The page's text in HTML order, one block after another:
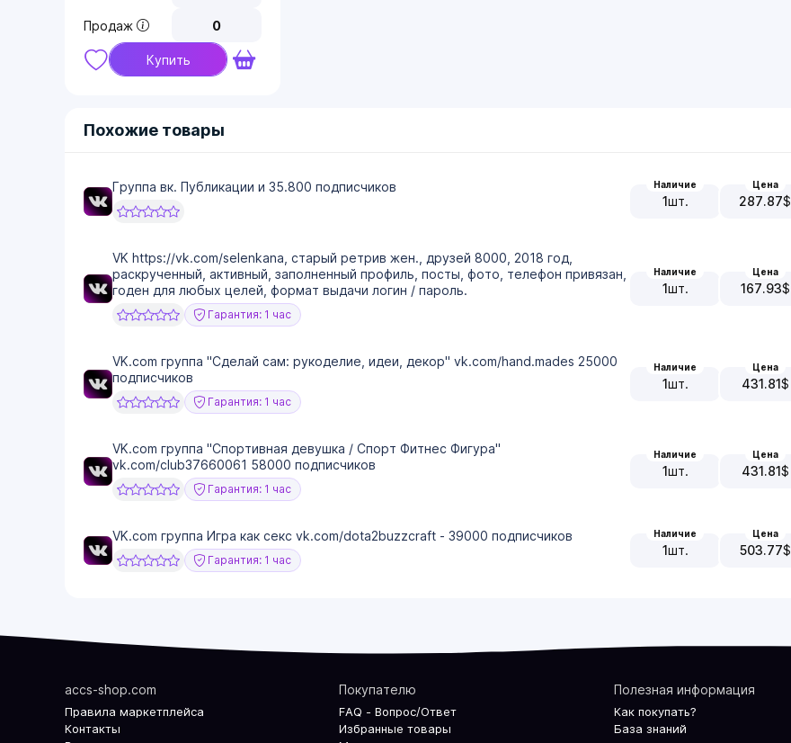
Продаж 0
Купить
Похожие товары
Группа вк. Публикации и 35.800 подписчиков Наличие
1шт.
Цена
287.87$
VK https://vk.com/selenkana, старый ретрив жен., друзей 8000, 2018 год,
раскрученный, активный, заполненный профиль, посты, фото, телефон привязан,
годен для любых целей, формат выдачи логин / пароль.
Гарантия: 1 час
Наличие
1шт.
Цена
167.93$
VK.com группа "Сделай сам: рукоделие, идеи, декор" vk.com/hand.mades 25000
подписчиков
Гарантия: 1 час
Наличие
1шт.
Цена
431.81$
VK.com группа "Спортивная девушка / Спорт Фитнес Фигура"
vk.com/club37660061 58000 подписчиков
Гарантия: 1 час
Наличие
1шт.
Цена
431.81$
VK.com группа Игра как секс vk.com/dota2buzzcraft - 39000 подписчиков
Гарантия: 1 час
Наличие
1шт.
Цена
503.77$
accs-shop.com
Правила маркетплейса
Контакты
Покупателю
FAQ - Вопрос/Ответ
Избранные товары
Полезная информация
Как покупать?
База знаний